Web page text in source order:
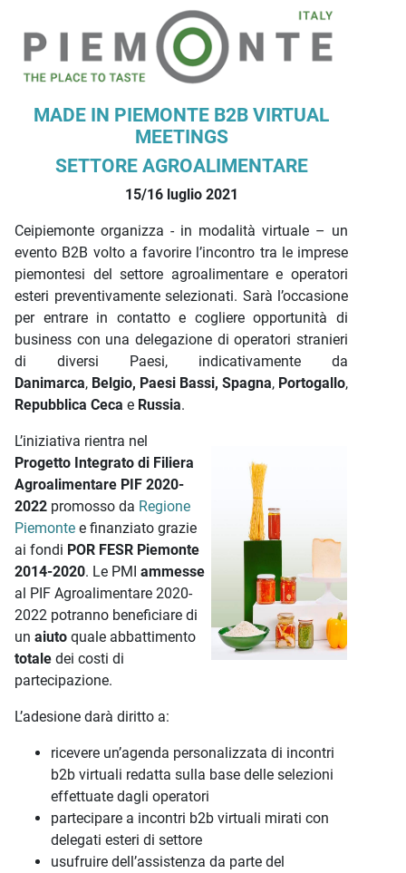
Descrizione iniziativa
MADE IN PIEMONTE B2B VIRTUAL
MEETINGS
SETTORE AGROALIMENTARE
15/16 luglio 2021
Ceipiemonte organizza - in modalità virtuale – un
evento B2B volto a favorire l’incontro tra le imprese
piemontesi del settore agroalimentare e operatori
esteri preventivamente selezionati. Sarà l’occasione
per entrare in contatto e cogliere opportunità di
business con una delegazione di operatori stranieri
di diversi Paesi, indicativamente da
Danimarca, Belgio, Paesi Bassi, Spagna, Portogallo,
Repubblica Ceca e Russia.
L’iniziativa rientra nel
Progetto Integrato di Filiera
Agroalimentare PIF 2020-
2022 promosso da Regione
Piemonte e finanziato grazie
ai fondi POR FESR Piemonte
2014-2020. Le PMI ammesse
al PIF Agroalimentare 2020-
2022 potranno beneficiare di
un aiuto quale abbattimento
totale dei costi di
partecipazione.
L’adesione darà diritto a:
ricevere un’agenda personalizzata di incontri
b2b virtuali redatta sulla base delle selezioni
effettuate dagli operatori
partecipare a incontri b2b virtuali mirati con
delegati esteri di settore
usufruire dell’assistenza da parte del